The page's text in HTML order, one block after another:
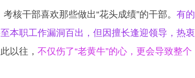
核干部喜欢那些做出“花头成绩”的干部。 有的
本职工作漏洞百出，但因擅长逢迎领导，热衷
以往， 不仅伤了“老黄牛”的心，更会导致整个